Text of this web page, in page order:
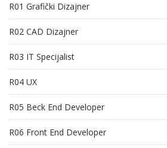
R01 Grafički Dizajner
R02 CAD Dizajner
R03 IT Specijalist
R04 UX
R05 Beck End Developer
R06 Front End Developer